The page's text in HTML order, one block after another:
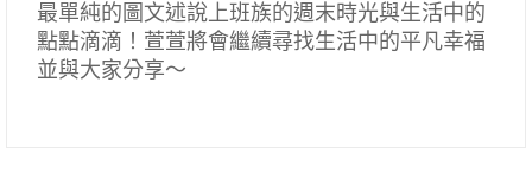
最單純的圖文述說上班族的週末時光與生活中的
點點滴滴！萱萱將會繼續尋找生活中的平凡幸福
並與大家分享～